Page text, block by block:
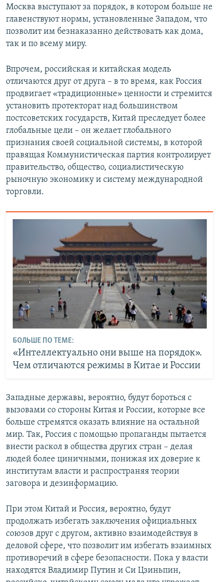
Москва выступают за порядок, в котором больше не
главенствуют нормы, установленные Западом, что
позволит им безнаказанно действовать как дома,
так и по всему миру.
Впрочем, российская и китайская модель
отличаются друг от друга – в то время, как Россия
продвигает «традиционные» ценности и стремится
установить протекторат над большинством
постсоветских государств, Китай преследует более
глобальные цели – он желает глобального
признания своей социальной системы, в которой
правящая Коммунистическая партия контролирует
правительство, общество, социалистическую
рыночную экономику и систему международной
торговли.
БОЛЬШЕ ПО ТЕМЕ:
«Интеллектуально они выше на порядок».
Чем отличаются режимы в Китае и России
Западные державы, вероятно, будут бороться с
вызовами со стороны Китая и России, которые все
больше стремятся оказать влияние на остальной
мир. Так, Россия с помощью пропаганды пытается
внести раскол в общества других стран – делая
людей более циничными, понижая их доверие к
институтам власти и распространяя теории
заговора и дезинформацию.
При этом Китай и Россия, вероятно, будут
продолжать избегать заключения официальных
союзов друг с другом, активно взаимодействуя в
деловой сфере, что позволит им избегать взаимных
противоречий в сфере безопасности. Пока у власти
находятся Владимир Путин и Си Цзиньпин,